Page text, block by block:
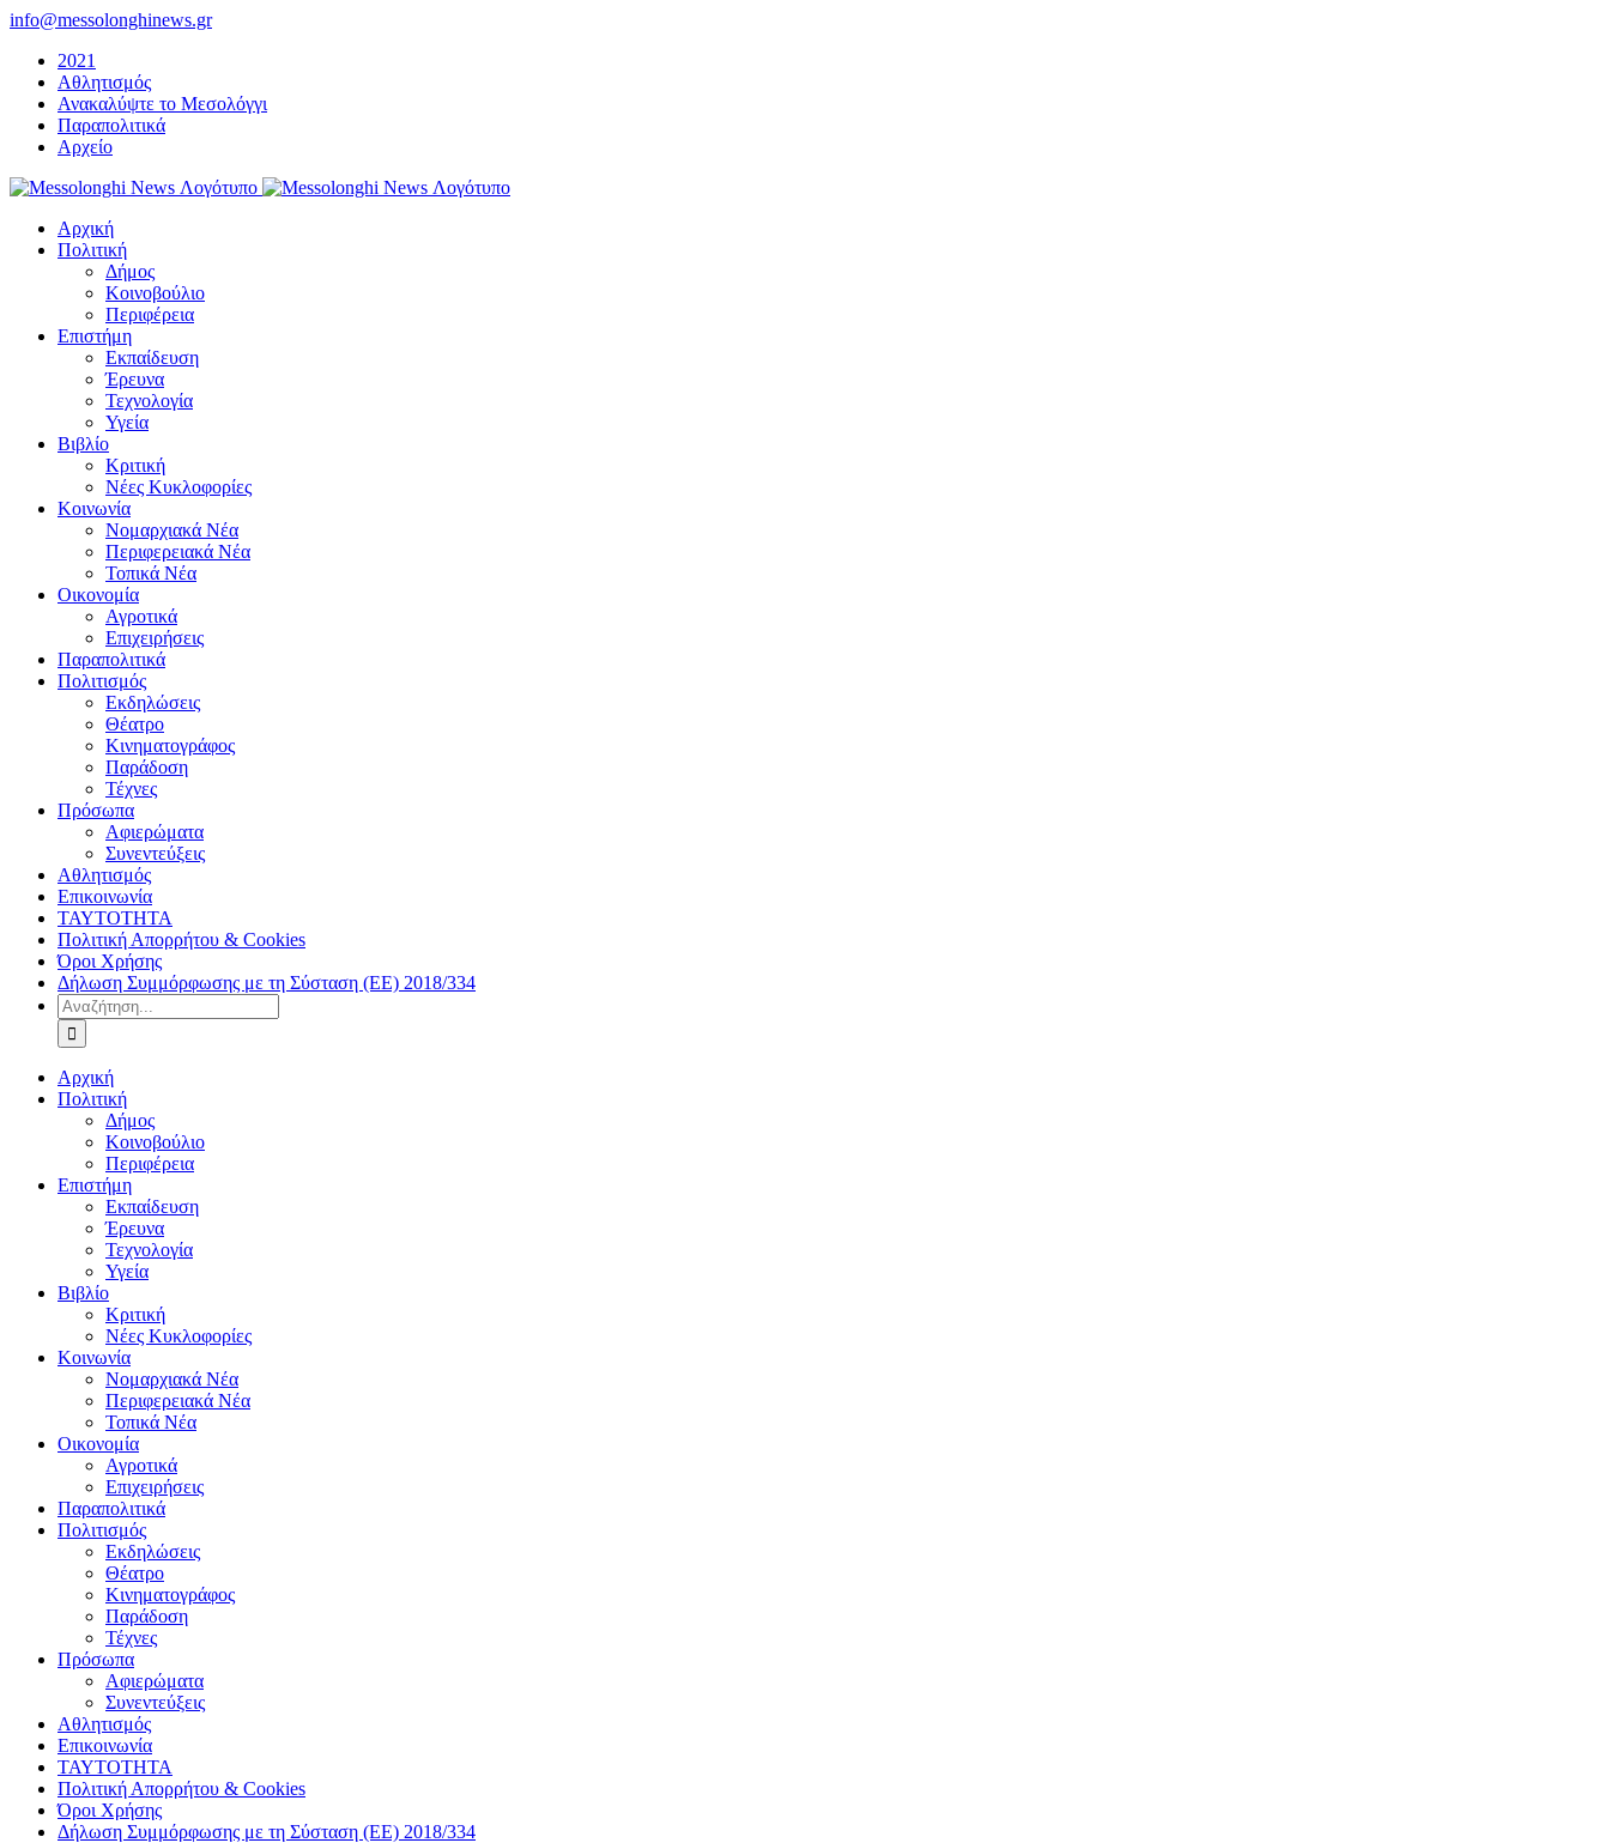
Μετάβαση
περιεχόμενο
info@messolonghinews.gr
2021
Αθλητισμός
Ανακαλύψτε το Μεσολόγγι
Παραπολιτικά
Αρχείο
Αρχική
Πολιτική
Δήμος
Κοινοβούλιο
Περιφέρεια
Επιστήμη
Εκπαίδευση
Έρευνα
Τεχνολογία
Υγεία
Βιβλίο
Κριτική
Νέες Κυκλοφορίες
Κοινωνία
Νομαρχιακά Νέα
Περιφερειακά Νέα
Τοπικά Νέα
Οικονομία
Αγροτικά
Επιχειρήσεις
Παραπολιτικά
Πολιτισμός
Εκδηλώσεις
Θέατρο
Κινηματογράφος
Παράδοση
Τέχνες
Πρόσωπα
Αφιερώματα
Συνεντεύξεις
Αθλητισμός
Επικοινωνία
ΤΑΥΤΟΤΗΤΑ
Πολιτική Απορρήτου & Cookies
Όροι Χρήσης
Δήλωση Συμμόρφωσης με τη Σύσταση (ΕΕ) 2018/334
Αναζήτηση
για:
Αρχική
Πολιτική
Δήμος
Κοινοβούλιο
Περιφέρεια
Επιστήμη
Εκπαίδευση
Έρευνα
Τεχνολογία
Υγεία
Βιβλίο
Κριτική
Νέες Κυκλοφορίες
Κοινωνία
Νομαρχιακά Νέα
Περιφερειακά Νέα
Τοπικά Νέα
Οικονομία
Αγροτικά
Επιχειρήσεις
Παραπολιτικά
Πολιτισμός
Εκδηλώσεις
Θέατρο
Κινηματογράφος
Παράδοση
Τέχνες
Πρόσωπα
Αφιερώματα
Συνεντεύξεις
Αθλητισμός
Επικοινωνία
ΤΑΥΤΟΤΗΤΑ
Πολιτική Απορρήτου & Cookies
Όροι Χρήσης
Δήλωση Συμμόρφωσης με τη Σύσταση (ΕΕ) 2018/334